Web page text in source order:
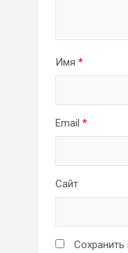
Имя *
Email *
Сайт